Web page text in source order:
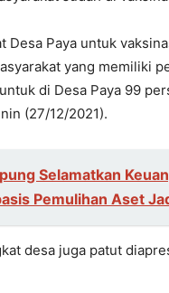
Desa Paya untuk
yang memiliki
di Desa Paya 99
(27/12/2021).
Selamatkan
Pemulihan Aset
desa juga patut